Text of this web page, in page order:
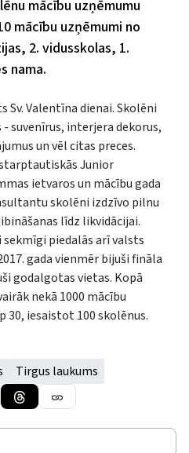
mācību uzņēmumu
mācību uzņēmumi no
2. vidusskolas, 1.
nama.
Valentīna dienai. Skolēni
suvenīrus, interjera dekorus,
un vēl citas preces.
Junior
ietvaros un mācību gada
skolēni izdzīvo pilnu
līdz likvidācijai.
piedalās arī valsts
gada vienmēr bijuši fināla
godalgotas vietas. Kopā
nekā 1000 mācību
30, iesaistot 100 skolēnus.
Tirgus laukums